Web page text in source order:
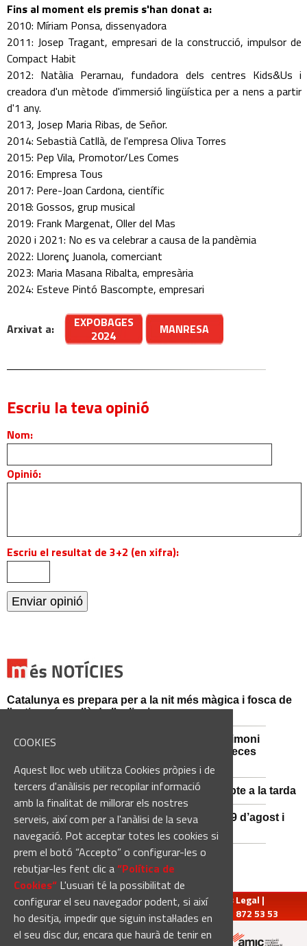
COOKIES
Aquest lloc web utilitza Cookies pròpies i de
tercers d'anàlisis per recopilar informació
amb la finalitat de millorar els nostres
serveis, així com per a l'anàlisi de la seva
navegació. Pot acceptar totes les cookies si
prem el botó “Accepto” o configurar-les o
rebutjar-les fent clic a“Política de
Cookies“ L'usuari té la possibilitat de
configurar el seu navegador podent, si així
ho desitja, impedir que siguin instal·lades en
el seu disc dur, encara que haurà de tenir en
Fins al moment els premis s'han donat a:
2010: Míriam Ponsa, dissenyadora
2011: Josep Tragant, empresari de la construcció, impulsor de
Compact Habit
2012: Natàlia Perarnau, fundadora dels centres Kids&Us i
creadora d'un mètode d'immersió lingüística per a nens a partir
d'1 any.
2013, Josep Maria Ribas, de Señor.
2014: Sebastià Catllà, de l'empresa Oliva Torres
2015: Pep Vila, Promotor/Les Comes
2016: Empresa Tous
2017: Pere-Joan Cardona, científic
2018: Gossos, grup musical
2019: Frank Margenat, Oller del Mas
2020 i 2021: No es va celebrar a causa de la pandèmia
2022: Llorenç Juanola, comerciant
2023: Maria Masana Ribalta, empresària
2024: Esteve Pintó Bascompte, empresari
Arxivat a:
EXPOBAGES
2024
MANRESA
Escriu la teva opinió
Nom:
Opinió:
Escriu el resultat de 3+2 (en xifra):
Catalunya es prepara per a la nit més màgica i fosca de
l'estiu, més enllà de l'eclipsi
Sant Fruitós de Bages posa en valor el patrimoni
agrícola amb la restauració i exposició de peces
històriques
Es manté la previsió de pluges fortes dissabte a la tarda
El 3x3 de bàsquet de Solsona s’avança al 29 d’agost i
estrena premis en metàl·lic
redaccio@manresadiari.cat|Qui som Avís Legal |
Pompeu Fabra, 7-13, 08240-Manresa | Tel.: 93 872 53 53